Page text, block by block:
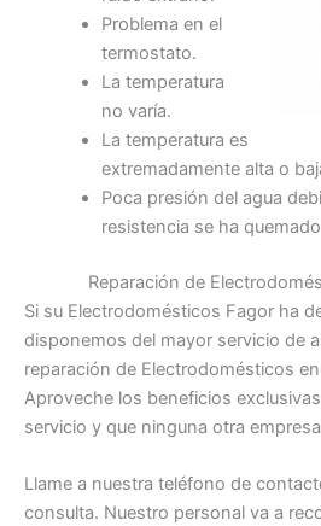
Problema en el
termostato.
La temperatura
no varía.
La temperatura es
extremadamente alta o
Poca presión del agua
resistencia se ha
Reparación de
Si su Electrodomésticos Fagor ha
disponemos del mayor servicio de
reparación de Electrodomésticos
Aproveche los beneficios
servicio y que ninguna otra
Llame a nuestra teléfono de
consulta. Nuestro personal va a